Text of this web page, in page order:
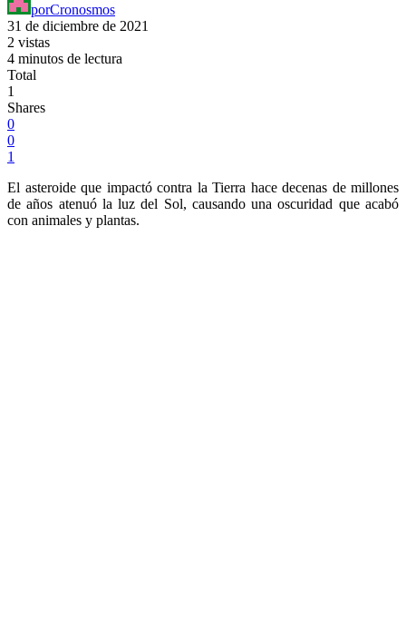
porCronosmos
31 de diciembre de 2021
2 vistas
4 minutos de lectura
Total
1
Shares
0
0
1
El asteroide que impactó contra la Tierra hace decenas de millones
de años atenuó la luz del Sol, causando una oscuridad que acabó
con animales y plantas.